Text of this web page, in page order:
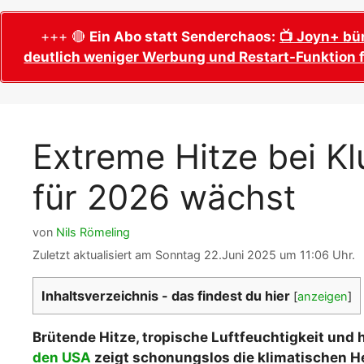
Wer wird Fußball-Weltmeister 2026?
Alle WM 2026 Trainer
Alle Fußball Weltmeister
Adidas Trionda: offizielle WM 2026
Spielball
Alle Nationalspieler der FIFA Fußball WM
2026
WM 2026 Qualifikation in Europa: Tabelle
& Spielplan
WM 2026
Termine,
WM 2026
WM 2026
WM 2026
Spielort
Weltmeister,
Fußball WM
Ausfüllen &
Fußball WM
PDF zum
+++ 🔴 Ein Abo statt Senderchaos: 📺 Joyn+
deutlich weniger Werbung und Restart-
Extreme Hitze bei
für 2026 wächst
von Nils Römeling
Zuletzt aktualisiert am Sonntag 22.Juni 2025 um 11:06 Uhr.
Inhaltsverzeichnis - das findest du hier [anzeigen]
Brütende Hitze, tropische Luftfeuchtigkeit und
den USA zeigt schonungslos die klimatischen